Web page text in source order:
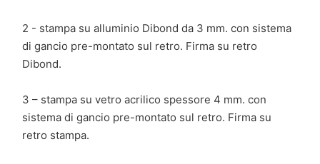
2 - stampa su alluminio Dibond da 3 mm. con sistema
di gancio pre-montato sul retro. Firma su retro
Dibond.
3 – stampa su vetro acrilico spessore 4 mm. con
sistema di gancio pre-montato sul retro. Firma su
retro stampa.